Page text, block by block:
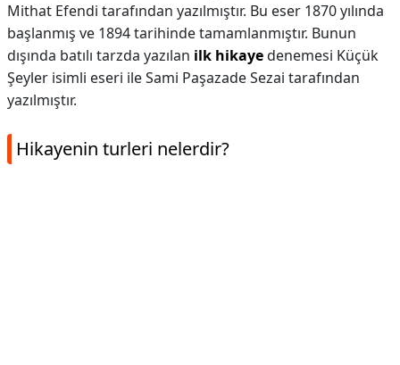
Mithat Efendi tarafından yazılmıştır. Bu eser 1870 yılında
başlanmış ve 1894 tarihinde tamamlanmıştır. Bunun
dışında batılı tarzda yazılan ilk hikayedenemesi Küçük
Şeyler isimli eseri ile Sami Paşazade Sezai tarafından
yazılmıştır.
Hikayenin turleri nelerdir?